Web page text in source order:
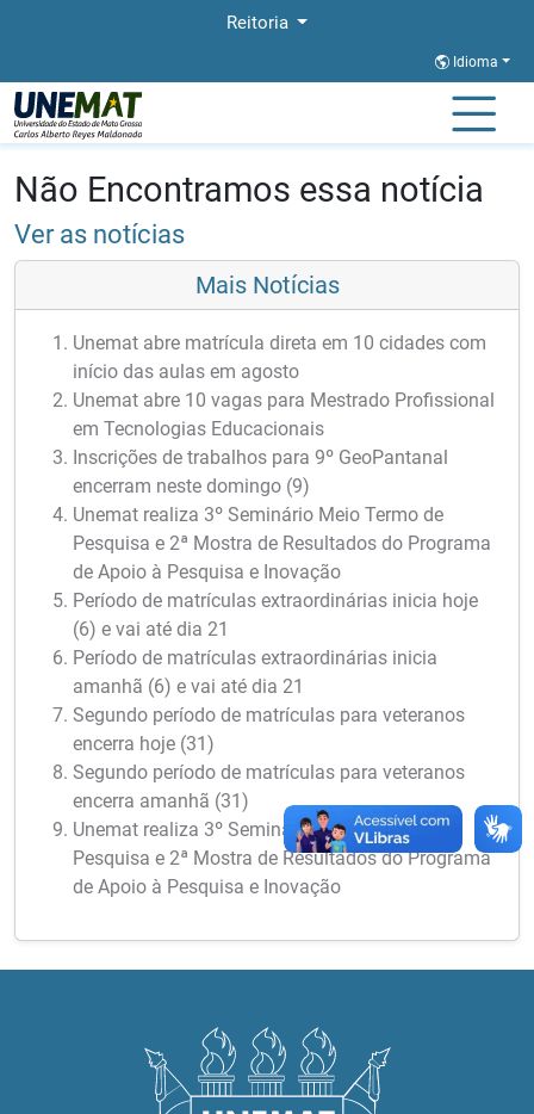
Reitoria
Idioma
Página Inicial
Não Encontramos essa notícia
Ver as notícias
Mais Notícias
Unemat abre matrícula direta em 10 cidades com
início das aulas em agosto
Unemat abre 10 vagas para Mestrado Profissional
em Tecnologias Educacionais
Inscrições de trabalhos para 9º GeoPantanal
encerram neste domingo (9)
Unemat realiza 3º Seminário Meio Termo de
Pesquisa e 2ª Mostra de Resultados do Programa
de Apoio à Pesquisa e Inovação
Período de matrículas extraordinárias inicia hoje
(6) e vai até dia 21
Período de matrículas extraordinárias inicia
amanhã (6) e vai até dia 21
Segundo período de matrículas para veteranos
encerra hoje (31)
Segundo período de matrículas para veteranos
encerra amanhã (31)
Unemat realiza 3º Seminário Meio Termo de
Pesquisa e 2ª Mostra de Resultados do Programa
de Apoio à Pesquisa e Inovação